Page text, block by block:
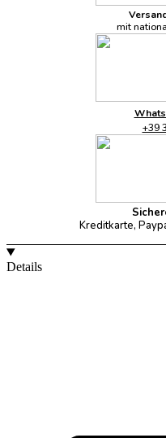
mit
+39
Kreditkarte,
Details